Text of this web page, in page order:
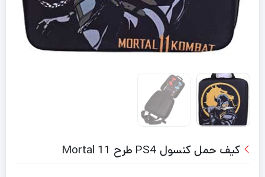
کیف حمل کنسول PS4 طرح Mortal 11